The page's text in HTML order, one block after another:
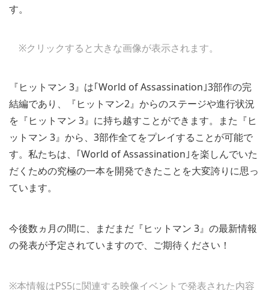
す。
※クリックすると大きな画像が表示されます。
『ヒットマン 3』は｢World of Assassination｣3部作の完
結編であり、『ヒットマン2』からのステージや進行状況
を『ヒットマン 3』に持ち越すことができます。また『ヒ
ットマン 3』から、3部作全てをプレイすることが可能で
す。私たちは、｢World of Assassination｣を楽しんでいた
だくための究極の一本を開発できたことを大変誇りに思っ
ています。
今後数ヵ月の間に、まだまだ『ヒットマン 3』の最新情報
の発表が予定されていますので、ご期待ください！
※本情報はPS5に関連する映像イベントで発表された内容